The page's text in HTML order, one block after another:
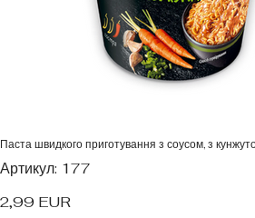
Паста швидкого приготування з соусом, з
Артикул:
Артикул
177
177
Ціна
2,99 EUR